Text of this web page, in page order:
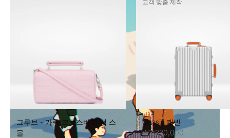
TO
PAUSE
IT
TO
UNMUTE
IT
그루브 - 가죽 크로스바디 백 스
몰
Classic 캐빈
₩3,330,000
고객 맞춤 제작